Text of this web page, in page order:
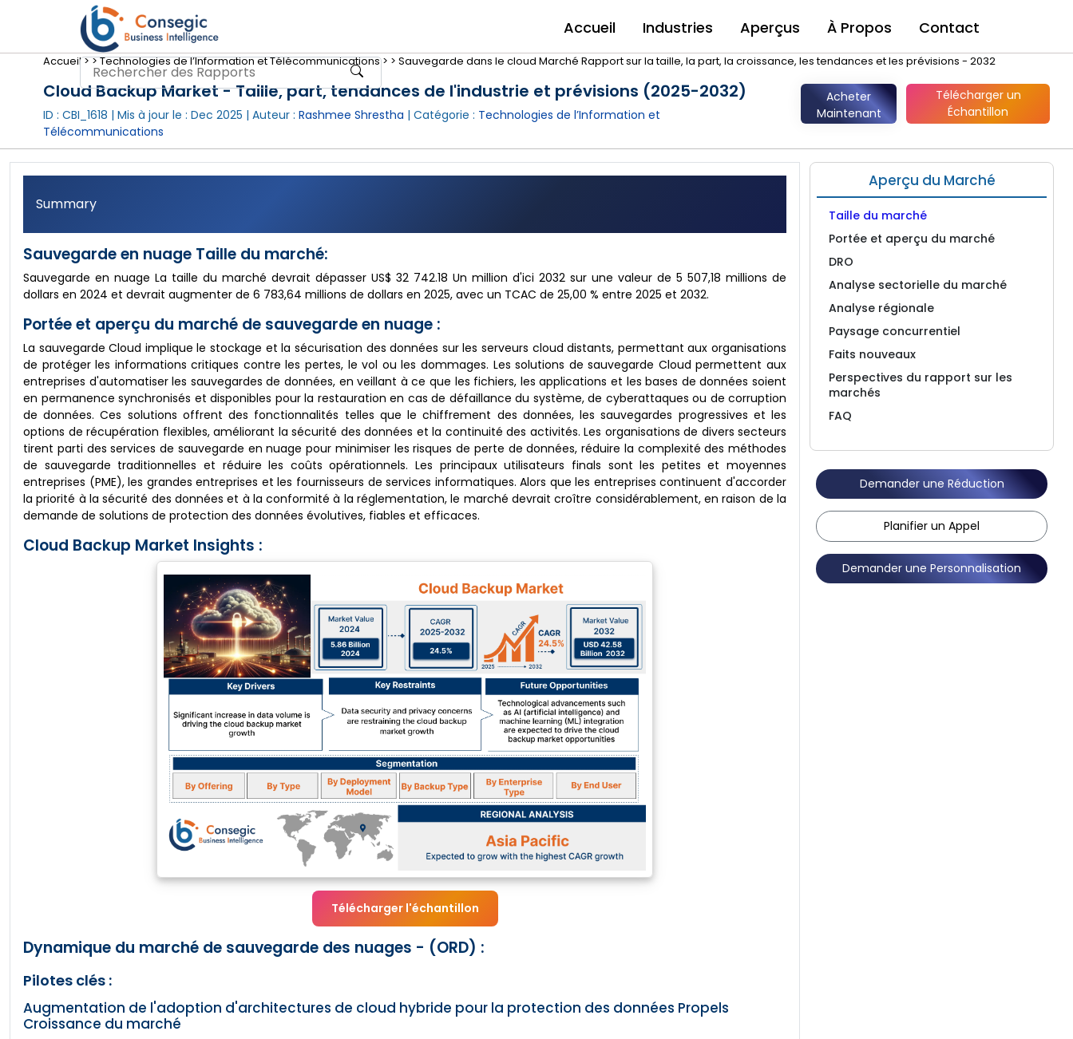
Accueil Industries Aperçus À Propos Contact
Accueil >>Technologies de l’Information et Télécommunications > > Sauvegarde dans le cloud Marché Rapport sur la taille, la part, la croissance, les tendances et les prévisions - 2032
Cloud Backup Market - Taille, part, tendances de l'industrie et prévisions (2025-2032)
ID : CBI_1618 | Mis à jour le : Dec 2025 | Auteur : Rashmee Shrestha | Catégorie : Technologies de l’Information et
Télécommunications
Acheter
Maintenant
Télécharger un
Échantillon
Summary
Sauvegarde en nuage Taille du marché:
Sauvegarde en nuage La taille du marché devrait dépasser US$ 32 742.18 Un million d'ici 2032 sur une valeur de 5 507,18 millions de
dollars en 2024 et devrait augmenter de 6 783,64 millions de dollars en 2025, avec un TCAC de 25,00 % entre 2025 et 2032.
Portée et aperçu du marché de sauvegarde en nuage :
La sauvegarde Cloud implique le stockage et la sécurisation des données sur les serveurs cloud distants, permettant aux organisations
de protéger les informations critiques contre les pertes, le vol ou les dommages. Les solutions de sauvegarde Cloud permettent aux
entreprises d'automatiser les sauvegardes de données, en veillant à ce que les fichiers, les applications et les bases de données soient
en permanence synchronisés et disponibles pour la restauration en cas de défaillance du système, de cyberattaques ou de corruption
de données. Ces solutions offrent des fonctionnalités telles que le chiffrement des données, les sauvegardes progressives et les
options de récupération flexibles, améliorant la sécurité des données et la continuité des activités. Les organisations de divers secteurs
tirent parti des services de sauvegarde en nuage pour minimiser les risques de perte de données, réduire la complexité des méthodes
de sauvegarde traditionnelles et réduire les coûts opérationnels. Les principaux utilisateurs finals sont les petites et moyennes
entreprises (PME), les grandes entreprises et les fournisseurs de services informatiques. Alors que les entreprises continuent d'accorder
la priorité à la sécurité des données et à la conformité à la réglementation, le marché devrait croître considérablement, en raison de la
demande de solutions de protection des données évolutives, fiables et efficaces.
Cloud Backup Market Insights :
Télécharger l'échantillon
Dynamique du marché de sauvegarde des nuages - (ORD) :
Pilotes clés :
Augmentation de l'adoption d'architectures de cloud hybride pour la protection des données Propels
Croissance du marché
Aperçu du Marché
Taille du marché
Portée et aperçu du marché
DRO
Analyse sectorielle du marché
Analyse régionale
Paysage concurrentiel
Faits nouveaux
Perspectives du rapport sur les
marchés
FAQ
Demander une Réduction
Planifier un Appel
Demander une Personnalisation